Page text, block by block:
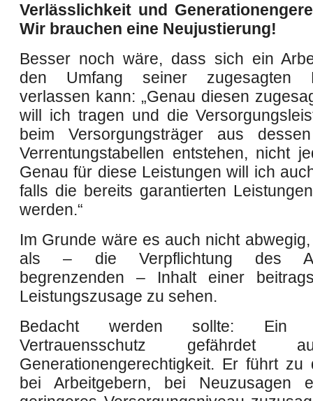
Verlässlichkeit und
Wir brauchen eine Neujustierung!
Besser noch wäre, dass sich ein
den Umfang seiner zugesagten
verlassen kann: „Genau diesen
will ich tragen und die
beim Versorgungsträger aus
Verrentungstabellen entstehen, nicht
Genau für diese Leistungen will ich
falls die bereits garantierten
werden.“
Im Grunde wäre es auch nicht
als – die Verpflichtung des
begrenzenden – Inhalt einer
Leistungszusage zu sehen.
Bedacht werden sollte: Ein
Vertrauensschutz gefährdet
Generationengerechtigkeit. Er führt zu
bei Arbeitgebern, bei Neuzusagen